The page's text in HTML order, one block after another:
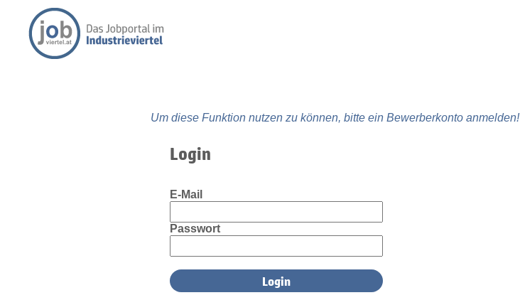
Um diese Funktion nutzen zu können, bitte ein Bewerberkonto anmelden!
Login
E-Mail
Passwort